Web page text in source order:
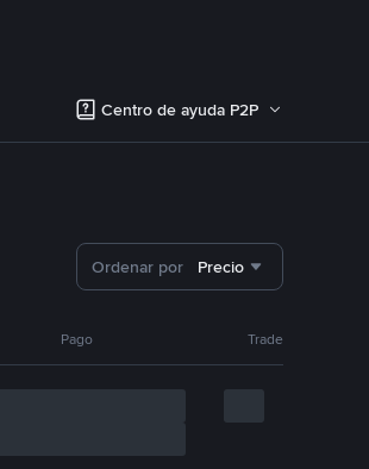
Centro de ayuda P2P
Ordenar por Precio
Pago Trade